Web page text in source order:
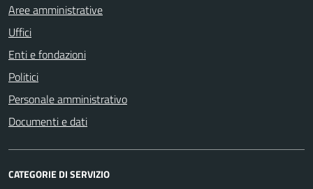
Aree amministrative
Uffici
Enti e fondazioni
Politici
Personale amministrativo
Documenti e dati
CATEGORIE DI SERVIZIO